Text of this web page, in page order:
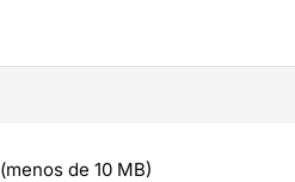
(menos de 10 MB)